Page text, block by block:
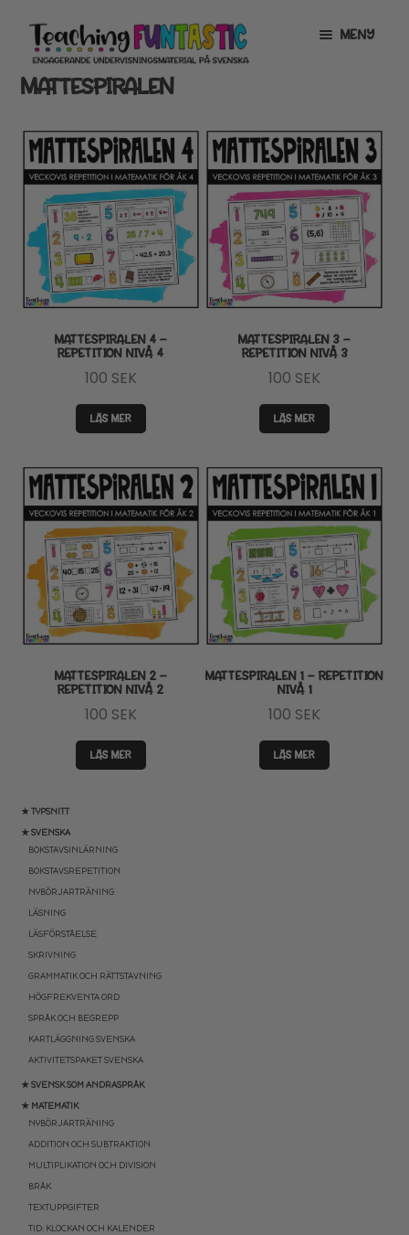
Hoppa
till
navigering
Gå
till
innehåll
MENY
INFO
MITT KONTO
GRATISMATERIAL
EXPANDERA
UNDERMENY
BUTIK
LICENSER
EXPANDERA
UNDERMENY
MATTESPIRALEN
★ TYPSNITT
★ SVENSKA
BOKSTAVSINLÄRNING
BOKSTAVSREPETITION
NYBÖRJARTRÄNING
LÄSNING
LÄSFÖRSTÅELSE
SKRIVNING
GRAMMATIK OCH RÄTTSTAVNING
HÖGFREKVENTA ORD
SPRÅK OCH BEGREPP
KARTLÄGGNING SVENSKA
AKTIVITETSPAKET SVENSKA
★ SVENSK SOM ANDRASPRÅK
★ MATEMATIK
NYBÖRJARTRÄNING
ADDITION OCH SUBTRAKTION
MULTIPLIKATION OCH DIVISION
BRÅK
TEXTUPPGIFTER
TID: KLOCKAN OCH KALENDER
MATTESPIRALEN 4 –
REPETITION NIVÅ 4
100 SEK
LÄS MER
MATTESPIRALEN 3 –
REPETITION NIVÅ 3
100 SEK
LÄS MER
MATTESPIRALEN 2 –
REPETITION NIVÅ 2
100 SEK
LÄS MER
MATTESPIRALEN 1 – REPETITION
NIVÅ 1
100 SEK
LÄS MER